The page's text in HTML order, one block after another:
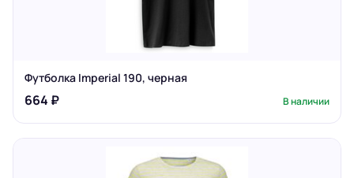
Футболка Imperial 190, черная
664 ₽ В наличии